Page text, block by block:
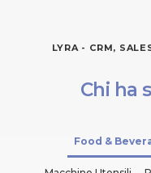
LYRA - CRM,
Chi ha
Food &